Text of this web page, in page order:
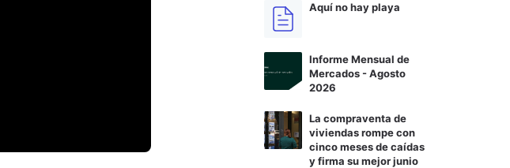
Aquí no hay playa
Informe Mensual de
Mercados - Agosto
2026
La compraventa de
viviendas rompe con
cinco meses de caídas
y firma su mejor junio